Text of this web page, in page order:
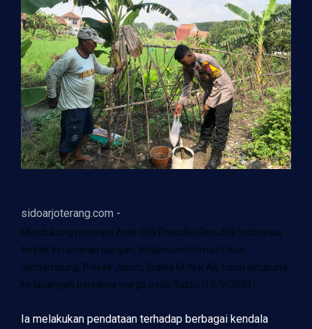
sidoarjoterang.com -
Mendukung program Asta Cita Presiden Republik Indonesia
terkait ketahanan pangan, Bhabinkamtibmas Desa
Semambung, Polsek Jabon, Bripka M. Nur Ali, turun langsung
ke lapangan bersama warga pada Sabtu (10/5/2025).
Ia melakukan pendataan terhadap berbagai kendala